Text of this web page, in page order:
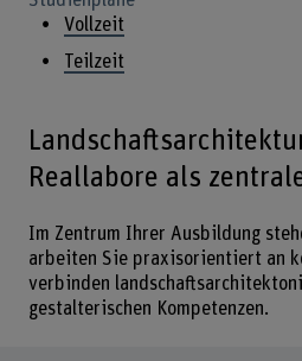
Vollzeit
Teilzeit
Reallabore als
Im Zentrum Ihrer Ausbildung
arbeiten Sie praxisorientiert an
verbinden
gestalterischen Kompetenzen.